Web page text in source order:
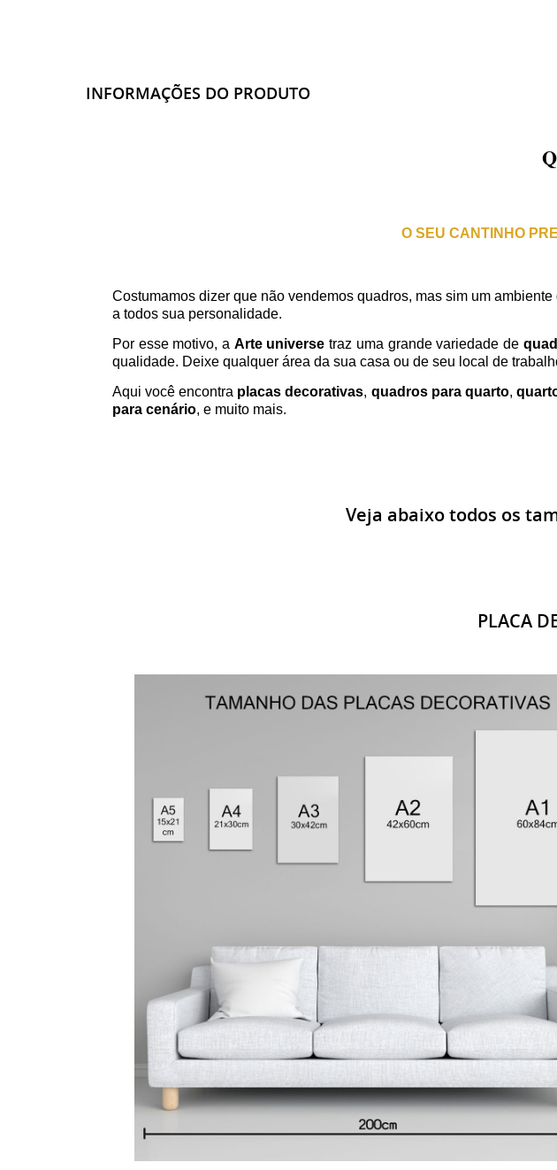
INFORMAÇÕES DO PRODUTO
O SEU CANTINHO
Costumamos dizer que não vendemos quadros, mas sim um
a todos sua personalidade.
Por esse motivo, a Arte universe traz uma grande variedade de
qualidade. Deixe qualquer área da sua casa ou de seu local de
Aqui você encontra placas decorativas, quadros para quarto,
para cenário, e muito mais.
Veja abaixo todos os
PLACA